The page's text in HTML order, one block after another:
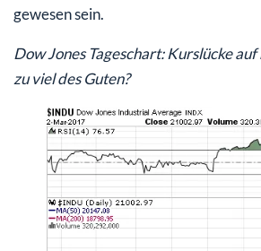
gewesen sein.
Dow Jones Tageschart: Kurslücke
zu viel des Guten?